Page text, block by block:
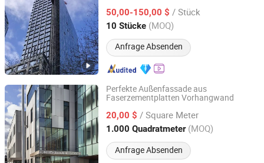
50,00-150,00 $ / Stück
10 Stücke (MOQ)
Anfrage Absenden
Guangdong, China Seit 2025
Perfekte Außenfassade aus
Faserzementplatten Vorhangwand
20,00 $ / Square Meter
1.000 Quadratmeter (MOQ)
Anfrage Absenden
Guangzhou New View Building Mate-Rial Co. Ltd.
Guangdong, China Seit 2026